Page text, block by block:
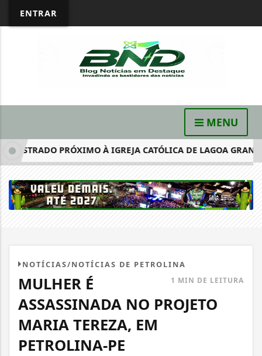
ENTRAR
MENU
PRÓXIMO À IGREJA CATÓLICA DE LAGOA GRANDE-
NOTÍCIAS/NOTÍCIAS DE PETROLINA
1 MIN DE LEITURA
MULHER É
ASSASSINADA NO PROJETO
MARIA TEREZA, EM
PETROLINA-PE